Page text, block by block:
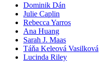
Dominik Dán
Julie Caplin
Rebecca Yarros
Ana Huang
Sarah J. Maas
Táňa Keleová Vasilková
Lucinda Riley